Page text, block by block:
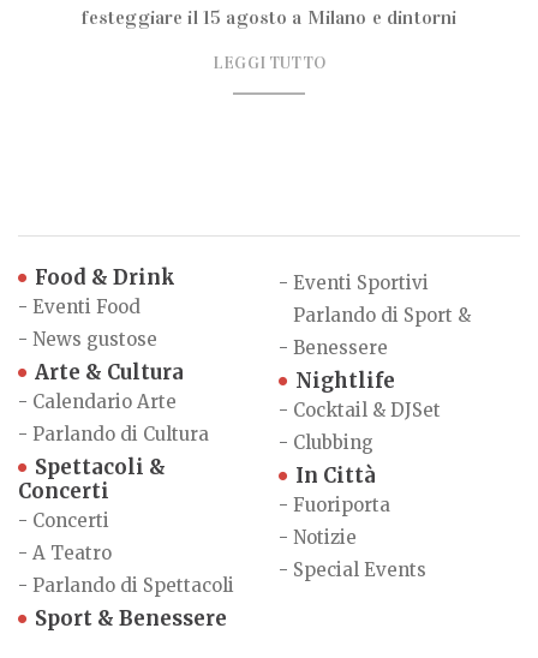
festeggiare il 15 agosto a Milano e dintorni
LEGGI TUTTO
Food & Drink
- Eventi Food
- News gustose
Arte & Cultura
- Calendario Arte
- Parlando di Cultura
Spettacoli &
Concerti
- Concerti
- A Teatro
- Parlando di Spettacoli
Sport & Benessere
- Eventi Sportivi
-
Parlando di Sport &
Benessere
Nightlife
- Cocktail & DJSet
- Clubbing
In Città
- Fuoriporta
- Notizie
- Special Events